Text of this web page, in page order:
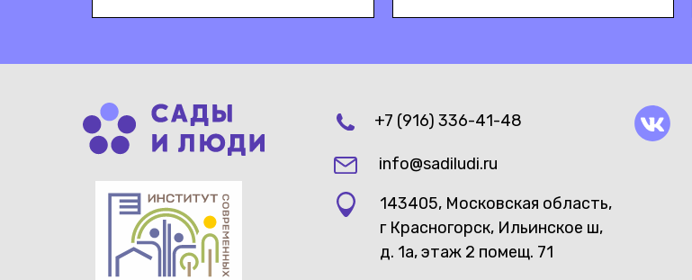
+7 (916) 336-41-48
info@sadiludi.ru
143405, Московская область,
г Красногорск, Ильинское ш,
д. 1а, этаж 2 помещ. 71